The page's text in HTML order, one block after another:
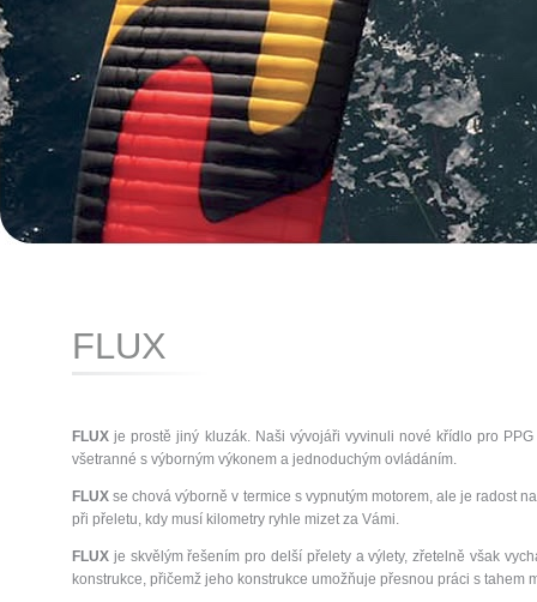
FLUX
FLUXje prostě jiný kluzák. Naši vývojáři vyvinuli nové křídlo pro
všetranné s výborným výkonem a jednoduchým ovládáním.
FLUX se chová výborně v termice s vypnutým motorem, ale je radost
při přeletu, kdy musí kilometry ryhle mizet za Vámi.
FLUX je skvělým řešením pro delší přelety a výlety, zřetelně však
konstrukce, přičemž jeho konstrukce umožňuje přesnou práci s tahem